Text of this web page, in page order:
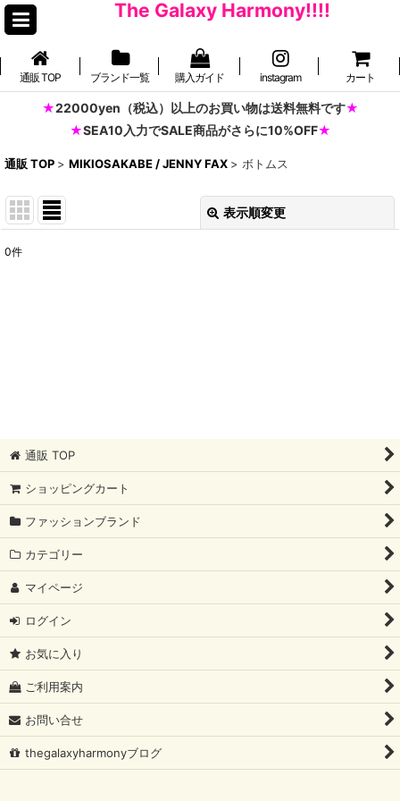
The Galaxy Harmony!!!!
通販 TOP ブランド一覧 購入ガイド instagram カート
22000yen（税込）以上のお買い物は送料無料です
SEA10入力でSALE商品がさらに10%OFF
通販 TOP > MIKIOSAKABE / JENNY FAX > ボトムス
表示順変更
表示数
0件
通販 TOP
ショッピングカート
ファッションブランド
カテゴリー
マイページ
ログイン
お気に入り
ご利用案内
お問い合せ
thegalaxyharmonyブログ